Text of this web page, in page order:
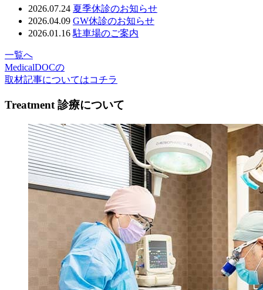
2026.07.24 夏季休診のお知らせ
2026.04.09 GW休診のお知らせ
2026.01.16 駐車場のご案内
一覧へ
MedicalDOCの
取材記事についてはコチラ
Treatment 診療について